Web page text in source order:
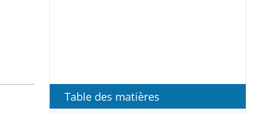
Table des matières